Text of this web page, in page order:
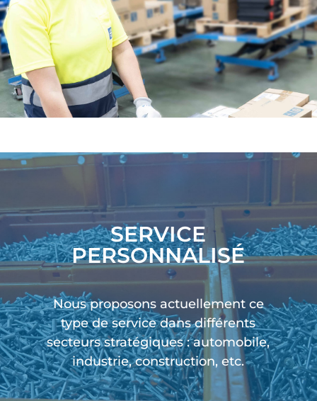
SERVICE
PERSONNALISÉ
Nous proposons actuellement ce
type de service dans différents
secteurs stratégiques : automobile,
industrie, construction, etc.